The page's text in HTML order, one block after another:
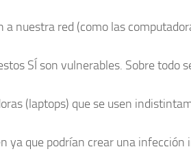
a nuestra red (como las
SÍ son vulnerables. Sobre todo
(laptops) que se usen
ya que podrían crear una infección